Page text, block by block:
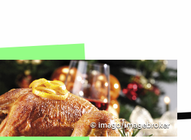
©imago/imagebroker